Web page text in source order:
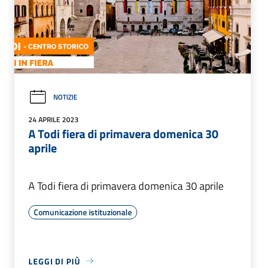
NOTIZIE
24 APRILE 2023
A Todi fiera di primavera domenica 30
aprile
A Todi fiera di primavera domenica 30 aprile
Comunicazione istituzionale
LEGGI DI PIÙ